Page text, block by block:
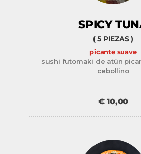
SPICY
( 5 PIEZAS )
picante suave
sushi futomaki de atún
cebollino